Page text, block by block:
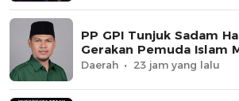
PP GPI Tunjuk Sadam
Gerakan Pemuda Islam
Daerah 23 jam yang lalu